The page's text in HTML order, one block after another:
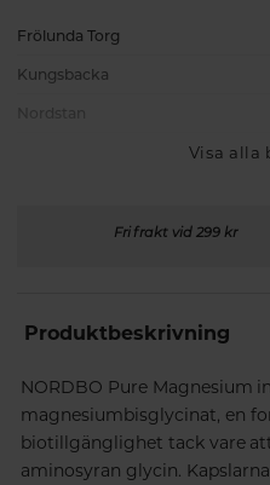
Frölunda Torg
Kungsbacka
Visa alla
Fri frakt vid 299 kr
Produktbeskrivning
NORDBO Pure Magnesium
magnesiumbisglycinat, en
biotillgänglighet tack vare
aminosyran glycin.